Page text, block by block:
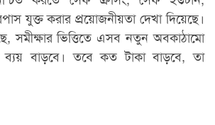
যুক্ত করার প্রয়োজনীয়তা দেখা দিয়েছে।
সমীক্ষার ভিত্তিতে এসব নতুন অবকাঠামো
ব্যয় বাড়বে। তবে কত টাকা বাড়বে, তা